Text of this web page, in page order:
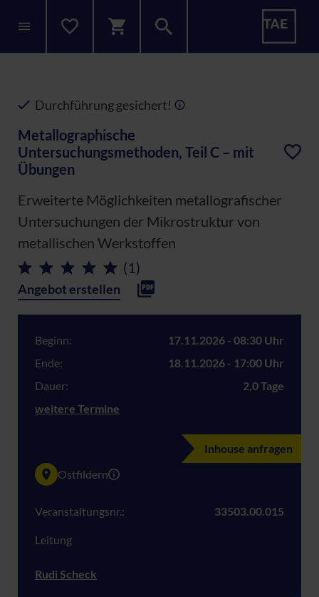
Durchführung gesichert!
Metallographische
Untersuchungsmethoden, Teil C – mit
Übungen
Erweiterte Möglichkeiten metallografischer
Untersuchungen der Mikrostruktur von
metallischen Werkstoffen
(1)
Angebot erstellen
Beginn:
17.11.2026 - 08:30 Uhr
Ende:
18.11.2026 - 17:00 Uhr
Dauer:
2,0 Tage
weitere Termine
Inhouse anfragen
Ostfildern
Veranstaltungsnr.: 33503.00.015
Leitung
Rudi Scheck